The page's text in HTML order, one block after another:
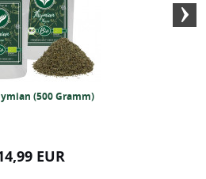
(500 Gramm)
EUR